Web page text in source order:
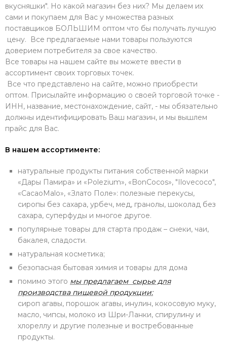
вкусняшки". Но какой магазин без них? Мы делаем их
сами и покупаем для Вас у множества разных
поставщиков БОЛЬШИМ оптом что бы получать лучшую
цену. Все предлагаемые нами товары пользуются
доверием потребителя за свое качество.
Все товары на нашем сайте вы можете ввести в
ассортимент своих торговых точек.
Все что представлено на сайте, можно приобрести
оптом. Присылайте информацию о своей торговой точке -
ИНН, название, местонахождение, сайт, - мы обязательно
должны идентифицировать Ваш магазин, и мы вышлем
прайс для Вас.
В нашем ассортименте:
натуральные продукты питания собственной марки
«Дары Памира» и «Polezium», «BonCocos», "Ilovecoco",
«CacaoMalo», «Злато Поле»: полезные перекусы,
сиропы без сахара, урбеч, мед, гранолы, шоколад без
сахара, суперфуды и многое другое.
популярные товары для старта продаж – снеки, чаи,
бакалея, сладости.
натуральная косметика;
безопасная бытовая химия и товары для дома
помимо этого мы предлагаем сырье для
производства пищевой продукции:
сироп агавы, порошок агавы, инулин, кокосовую муку,
масло, чипсы, молоко из Шри-Ланки, спирулину и
хлореллу и другие полезные и востребованные
продукты.